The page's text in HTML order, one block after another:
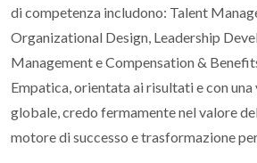
di competenza includono: Talent
Organizational Design, Leadership
Management e Compensation &
Empatica, orientata ai risultati e con
globale, credo fermamente nel valore
motore di successo e trasformazione